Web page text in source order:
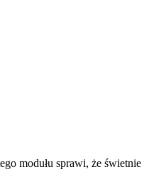
modułu sprawi, że świetnie